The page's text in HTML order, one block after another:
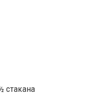
стакана